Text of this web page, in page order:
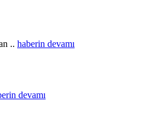
.. haberin devamı
devamı